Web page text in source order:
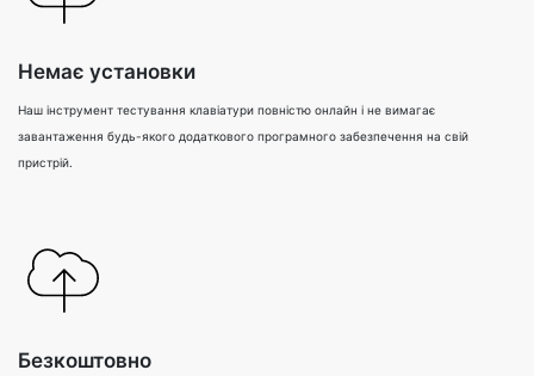
Немає установки
Наш інструмент тестування клавіатури повністю онлайн і не вимагає
завантаження будь-якого додаткового програмного забезпечення на свій
пристрій.
Безкоштовно